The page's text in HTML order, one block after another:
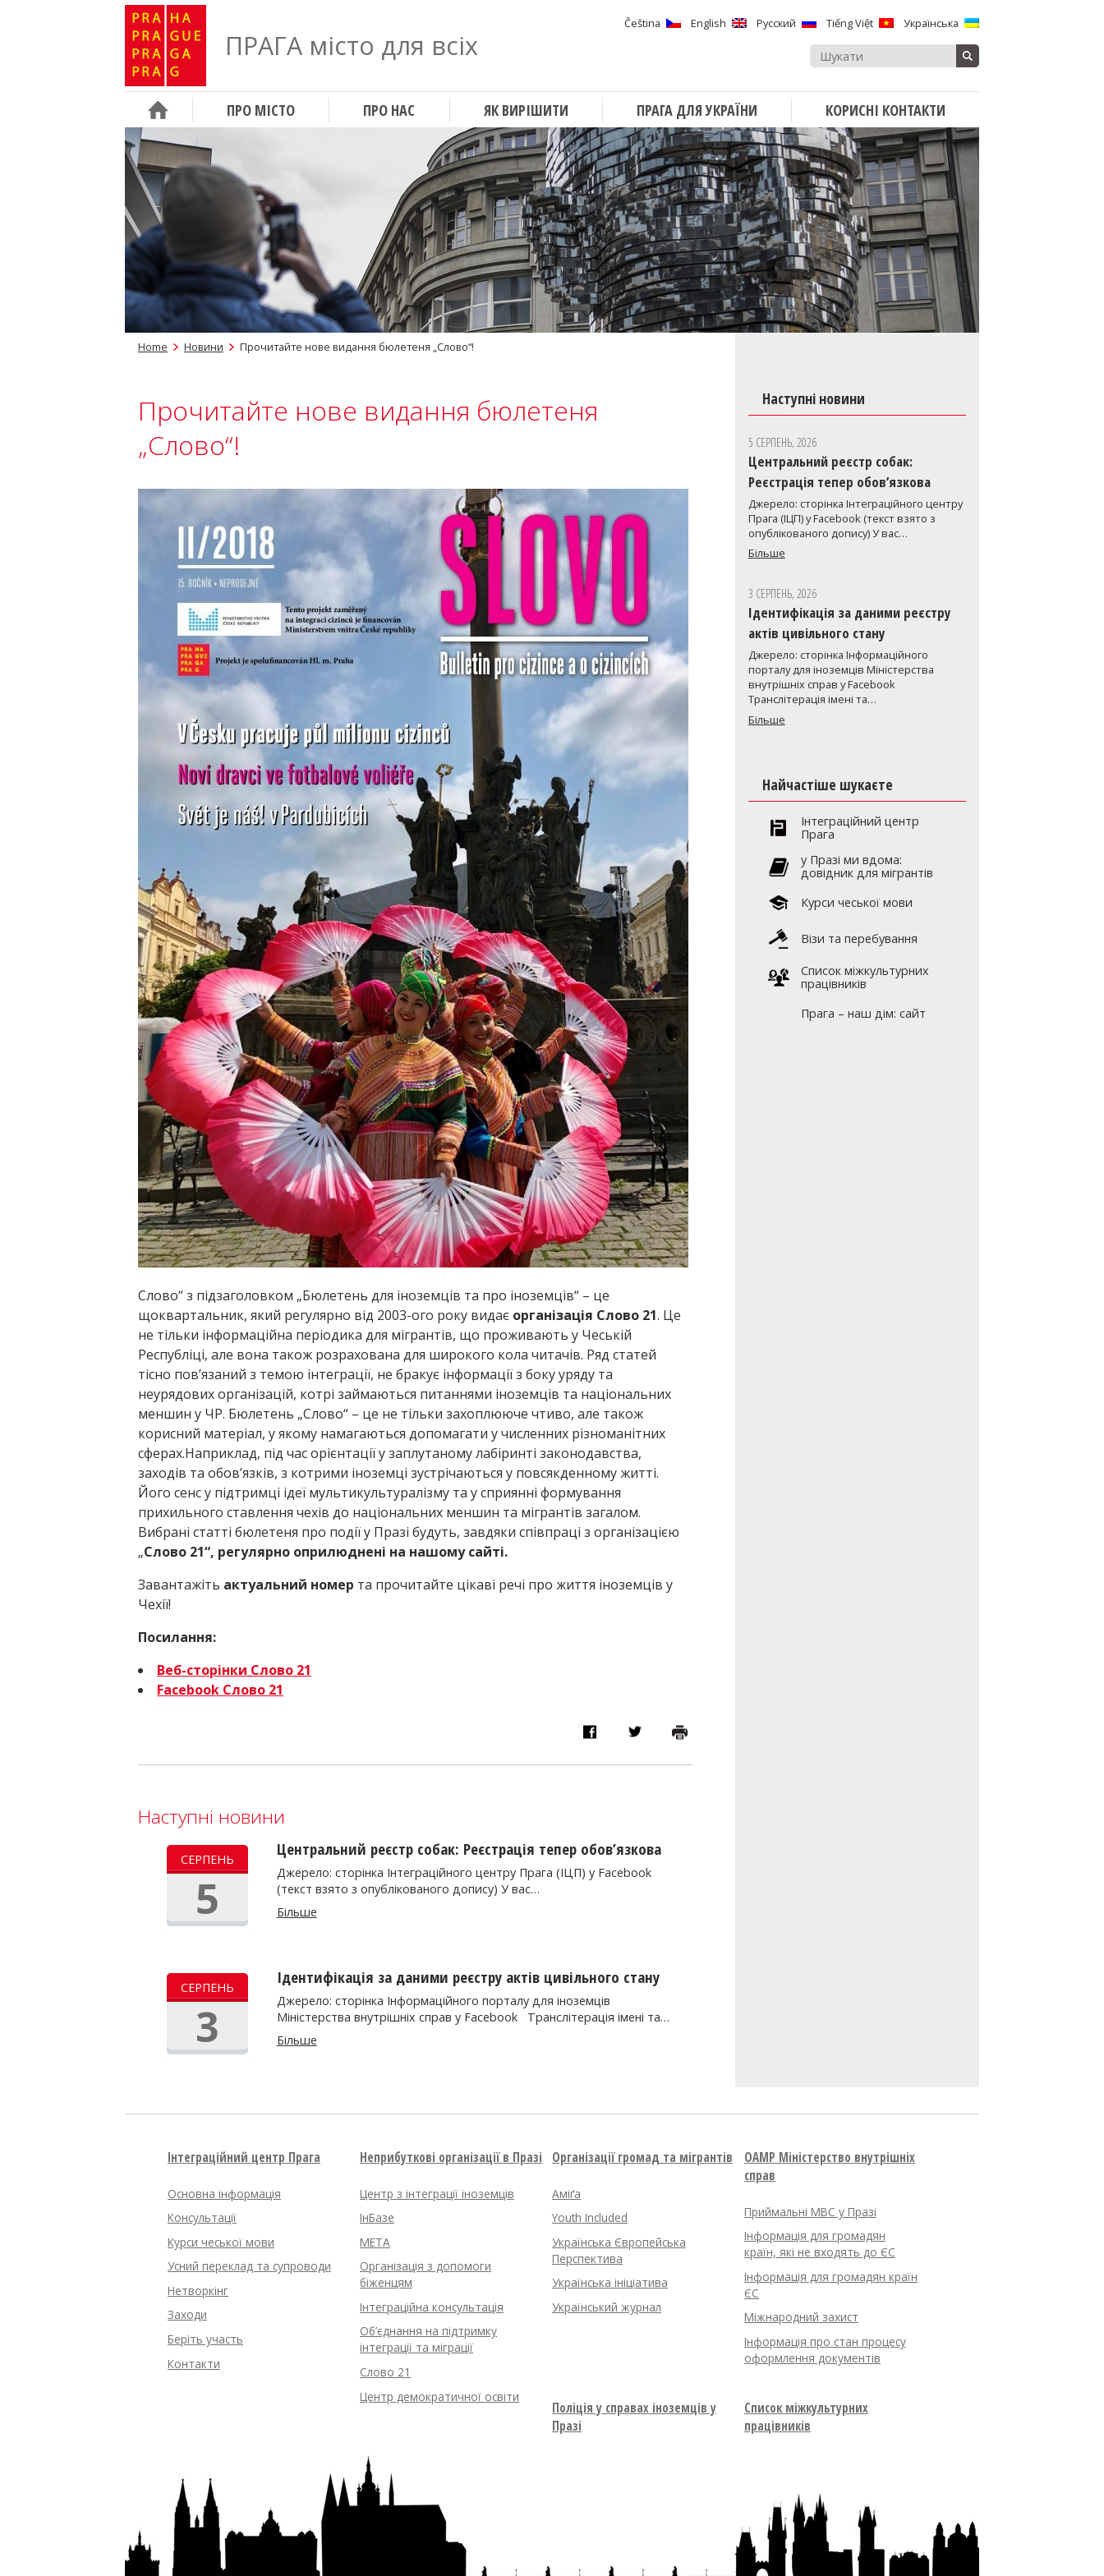
ПРАГА місто для всіх
Čeština English Русский Tiếng Việt Українська
ПРО МІСТО ПРО НАС ЯК ВИРІШИТИ ПРАГА ДЛЯ УКРАЇНИ КОРИСНІ КОНТАКТИ
Home Новини Прочитайте нове видання бюлетеня „Слово“!
Прочитайте нове видання бюлетеня
„Слово“!
Слово“з підзаголовком „Бюлетень для іноземців та про іноземців“ – це
щоквартальник, який регулярно від 2003-ого року видає організація Слово 21. Це
не тільки інформаційна періодика для мігрантів, що проживають у Чеській
Республіці, але вона також розрахована для широкого кола читачів. Ряд статей
тісно пов’язаний з темою інтеграції, не бракує інформації з боку уряду та
неурядових організацій, котрі займаються питаннями іноземців та національних
меншин у ЧР. Бюлетень „Слово“ – це не тільки захоплююче чтиво, але також
корисний матеріал, у якому намагаються допомагати у численних різноманітних
сферах.Наприклад, під час орієнтації у заплутаному лабіринті законодавства,
заходів та обов’язків, з котрими іноземці зустрічаються у повсякденному житті.
Його сенс у підтримці ідеї мультикультуралізму та у сприянні формування
прихильного ставлення чехів до національних меншин та мігрантів загалом.
Вибрані статті бюлетеня про події у Празі будуть, завдяки співпраці з організацією
„Слово 21“, регулярно оприлюднені на нашому сайті.
Завантажіть актуальний номер та прочитайте цікаві речі про життя іноземців у
Чехії!
Посилання:
Вeб-сторінки Слoвo 21
Facebook Словo 21
Наступні новини
СЕРПЕНЬ
5
Центральний реєстр собак: Реєстрація тепер обов’язкова
Джерело: сторінка Інтеграційного центру Прага (ІЦП) у Facebook
(текст взято з опублікованого допису) У вас…
Більше
СЕРПЕНЬ
3
Ідентифікація за даними реєстру актів цивільного стану
Джерело: сторінка Інформаційного порталу для іноземців
Міністерства внутрішніх справ у Facebook Транслітерація імені та…
Більше
Наступні новини
5 СЕРПЕНЬ, 2026
Центральний реєстр собак:
Реєстрація тепер обов’язкова
Джерело: сторінка Інтеграційного центру
Прага (ІЦП) у Facebook (текст взято з
опублікованого допису) У вас…
Більше
3 СЕРПЕНЬ, 2026
Ідентифікація за даними реєстру
актів цивільного стану
Джерело: сторінка Інформаційного
порталу для іноземців Міністерства
внутрішніх справ у Facebook
Транслітерація імені та…
Більше
Найчастіше шукаєте
Інтеграційний центр
Прага
y Празі ми вдома:
довідник для мігрантів
Курси чеської мови
Візи та перебування
Список міжкультурних
працівників
Прага – наш дім: сайт
Інтеграційний центр Прага
Основна інформація
Консультації
Курси чеської мови
Усний переклад та супроводи
Нетворкінг
Заходи
Беріть участь
Контакти
Неприбуткові організації в Празі
Центр з інтеграції іноземців
ІнБазе
META
Організація з допомоги
біженцям
Інтеграційна консультація
Об’єднання на підтримку
інтеграції та міграції
Слово 21
Центр демократичної освіти
Організації громад та мігрантів
Аміґа
Youth Included
Українська Європейська
Перспектива
Українська ініціатива
Український журнал
OAMP Міністерство внутрішніх
справ
Приймальні МВС у Празі
Інформація для громадян
країн, які не входять до ЄС
Інформація для громадян країн
ЄС
Міжнародний захист
Інформація про стан процесу
оформлення документів
Поліція у справах іноземців у
Празі
Список міжкультурних
працівників